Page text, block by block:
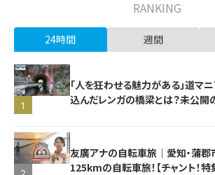
RANKING
24時間 週間
1
「人を狂わせる魅力がある」道マ
込んだレンガの橋梁とは？未公開
友廣アナの自転車旅｜愛知・蒲郡
125kmの自転車旅！【チャント！特